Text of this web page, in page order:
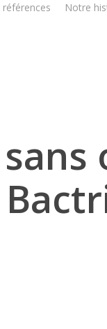
références Notre